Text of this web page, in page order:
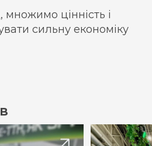
цінність і
сильну економіку